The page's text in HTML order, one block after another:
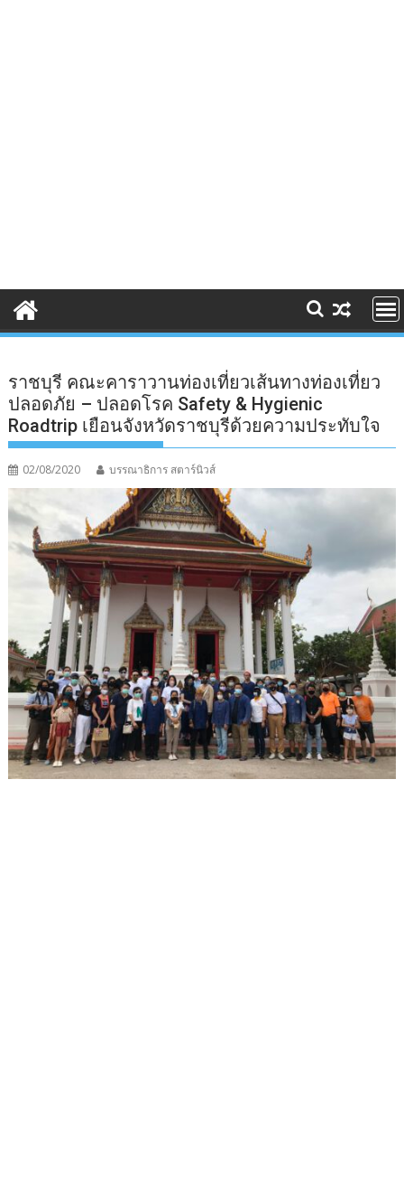
ราชบุรี คณะคาราวานท่องเที่ยวเส้นทางท่องเที่ยว
ปลอดภัย – ปลอดโรค Safety & Hygienic
Roadtrip เยือนจังหวัดราชบุรีด้วยความประทับใจ
02/08/2020 บรรณาธิการ สตาร์นิวส์